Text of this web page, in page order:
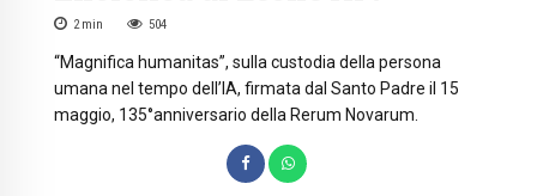
2 min 504
“Magnifica humanitas”, sulla custodia della persona
umana nel tempo dell’IA, firmata dal Santo Padre il 15
maggio, 135°anniversario della Rerum Novarum.